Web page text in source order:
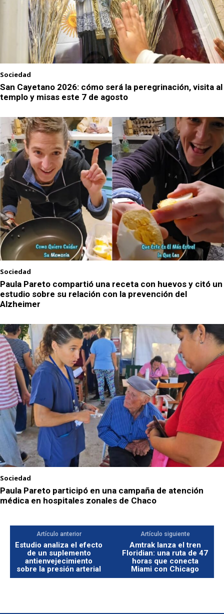
Sociedad
San Cayetano 2026: cómo será la peregrinación, visita al
templo y misas este 7 de agosto
Sociedad
Paula Pareto compartió una receta con huevos y citó un
estudio sobre su relación con la prevención del
Alzheimer
Sociedad
Paula Pareto participó en una campaña de atención
médica en hospitales zonales de Chaco
Artículo anterior
Estudio analiza el efecto
de un suplemento
antienvejecimiento
sobre la presión arterial
Artículo siguiente
Amtrak lanza el tren
Floridian: una ruta de 47
horas que conecta
Miami con Chicago